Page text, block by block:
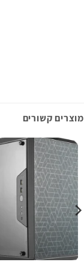
מוצרים קשורים